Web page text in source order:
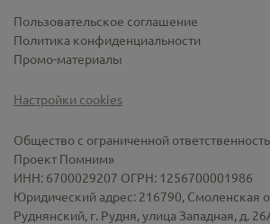
Пользовательское соглашение
Политика конфиденциальности
Промо-материалы
Настройки cookies
Общество с ограниченной
Проект Помним»
ИНН: 6700029207 ОГРН: 1256700001986
Юридический адрес: 216790, Смоленская
Руднянский, г. Рудня, улица Западная, д.